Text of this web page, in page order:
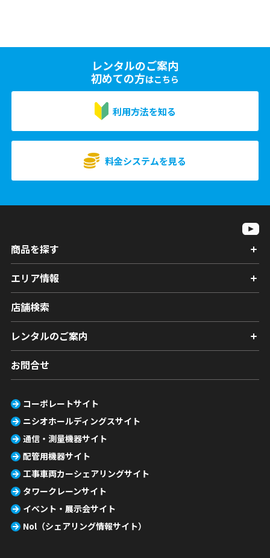
レンタルのご案内
初めての方はこちら
利用方法を知る
料金システムを見る
商品を探す
エリア情報
店舗検索
レンタルのご案内
お問合せ
コーポレートサイト
ニシオホールディングスサイト
通信・測量機器サイト
配管用機器サイト
工事車両カーシェアリングサイト
タワークレーンサイト
イベント・展示会サイト
Nol（シェアリング情報サイト）